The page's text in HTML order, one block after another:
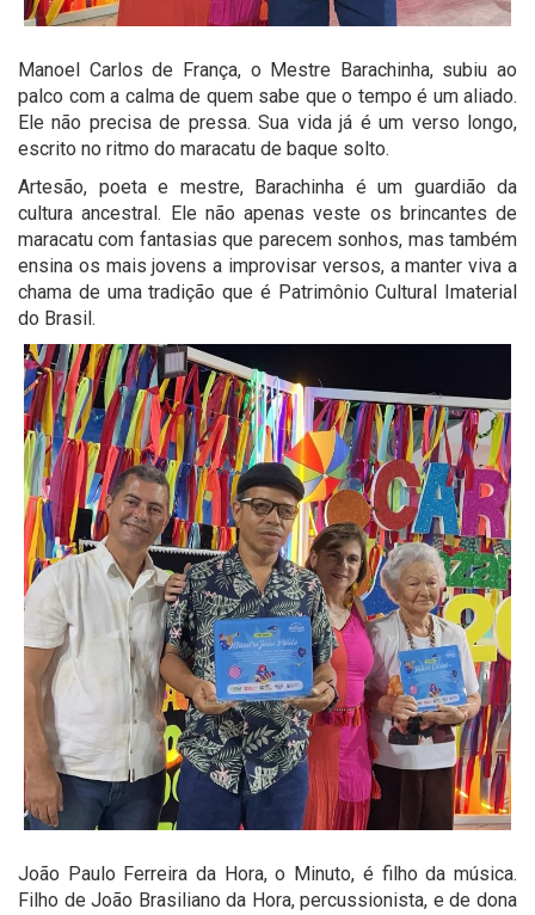
Manoel Carlos de França, o Mestre Barachinha, subiu ao
palco com a calma de quem sabe que o tempo é um aliado.
Ele não precisa de pressa. Sua vida já é um verso longo,
escrito no ritmo do maracatu de baque solto.
Artesão, poeta e mestre, Barachinha é um guardião da
cultura ancestral. Ele não apenas veste os brincantes de
maracatu com fantasias que parecem sonhos, mas também
ensina os mais jovens a improvisar versos, a manter viva a
chama de uma tradição que é Patrimônio Cultural Imaterial
do Brasil.
João Paulo Ferreira da Hora, o Minuto, é filho da música.
Filho de João Brasiliano da Hora, percussionista, e de dona